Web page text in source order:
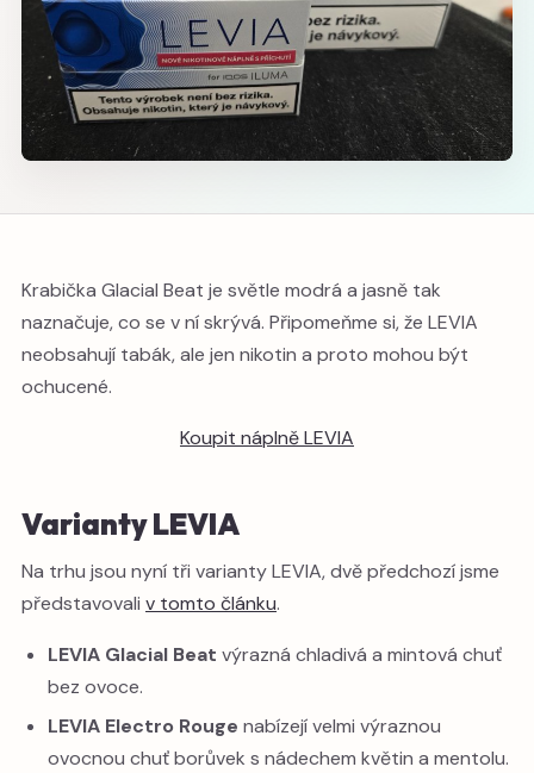
Krabička Glacial Beat je světle modrá a jasně tak
naznačuje, co se v ní skrývá. Připomeňme si, že LEVIA
neobsahují tabák, ale jen nikotin a proto mohou být
ochucené.
Koupit náplně LEVIA
Varianty LEVIA
Na trhu jsou nyní tři varianty LEVIA, dvě předchozí jsme
představovali v tomto článku.
LEVIA Glacial Beat výrazná chladivá a mintová chuť
bez ovoce.
LEVIA Electro Rouge nabízejí velmi výraznou
ovocnou chuť borůvek s nádechem květin a mentolu.